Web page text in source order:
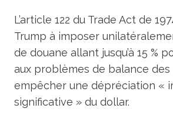
L’article 122 du Trade Act de
Trump à imposer
de douane allant jusqu’à 15 %
aux problèmes de balance
empêcher une dépréciation «
significative » du dollar.